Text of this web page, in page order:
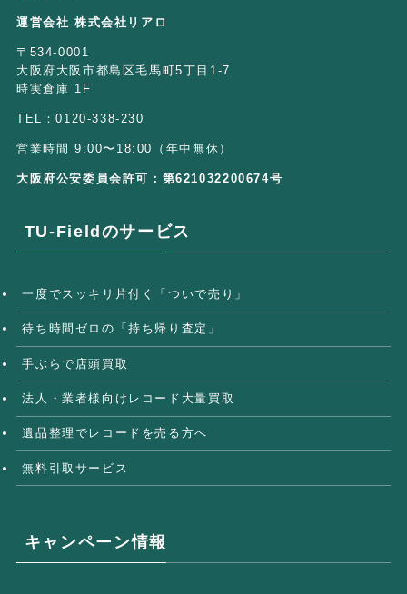
運営会社 株式会社リアロ
〒534-0001
大阪府大阪市都島区毛馬町5丁目1-7
時実倉庫 1F
TEL：0120-338-230
営業時間 9:00〜18:00（年中無休）
大阪府公安委員会許可：第621032200674号
TU-Fieldのサービス
一度でスッキリ片付く「ついで売り」
待ち時間ゼロの「持ち帰り査定」
手ぶらで店頭買取
法人・業者様向けレコード大量買取
遺品整理でレコードを売る方へ
無料引取サービス
キャンペーン情報